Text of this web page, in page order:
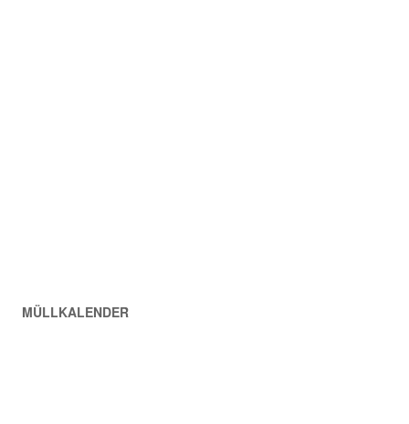
MÜLLKALENDER